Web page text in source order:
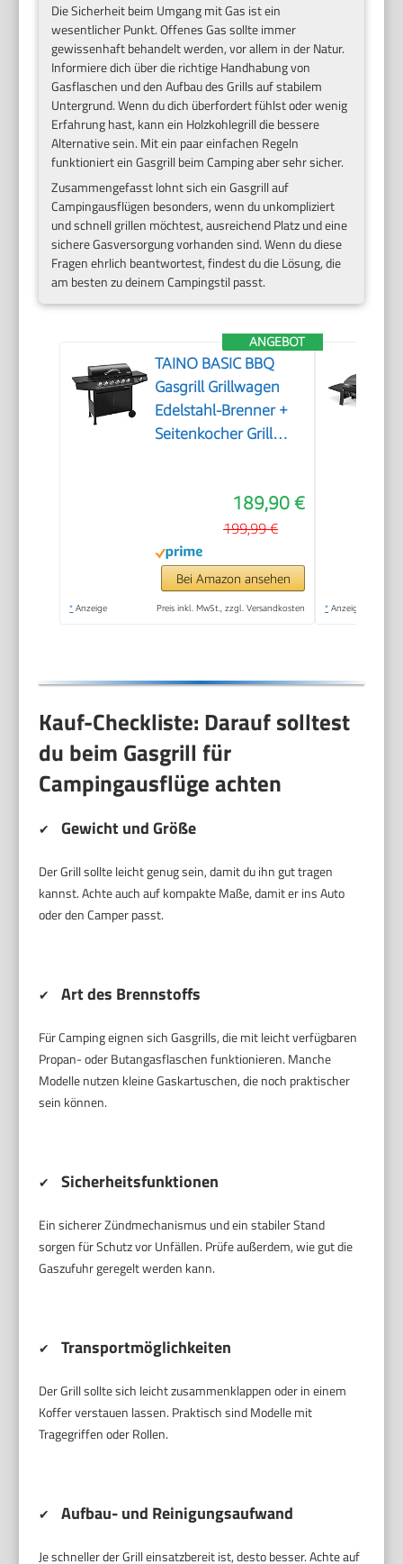
Die Sicherheit beim Umgang mit Gas ist ein
wesentlicher Punkt. Offenes Gas sollte immer
gewissenhaft behandelt werden, vor allem in der Natur.
Informiere dich über die richtige Handhabung von
Gasflaschen und den Aufbau des Grills auf stabilem
Untergrund. Wenn du dich überfordert fühlst oder wenig
Erfahrung hast, kann ein Holzkohlegrill die bessere
Alternative sein. Mit ein paar einfachen Regeln
funktioniert ein Gasgrill beim Camping aber sehr sicher.
Zusammengefasst lohnt sich ein Gasgrill auf
Campingausflügen besonders, wenn du unkompliziert
und schnell grillen möchtest, ausreichend Platz und eine
sichere Gasversorgung vorhanden sind. Wenn du diese
Fragen ehrlich beantwortest, findest du die Lösung, die
am besten zu deinem Campingstil passt.
ANGEBOT
TAINO BASIC BBQ
Gasgrill Grillwagen
Edelstahl-Brenner +
Seitenkocher Grill
189,90 €
199,99 €
Bei Amazon ansehen
* Anzeige Preis inkl. MwSt., zzgl. Versandkosten * Anzeige
Kauf-Checkliste: Darauf solltest
du beim Gasgrill für
Campingausflüge achten
✔ Gewicht und Größe
Der Grill sollte leicht genug sein, damit du ihn gut tragen
kannst. Achte auch auf kompakte Maße, damit er ins Auto
oder den Camper passt.
✔ Art des Brennstoffs
Für Camping eignen sich Gasgrills, die mit leicht verfügbaren
Propan- oder Butangasflaschen funktionieren. Manche
Modelle nutzen kleine Gaskartuschen, die noch praktischer
sein können.
✔ Sicherheitsfunktionen
Ein sicherer Zündmechanismus und ein stabiler Stand
sorgen für Schutz vor Unfällen. Prüfe außerdem, wie gut die
Gaszufuhr geregelt werden kann.
✔ Transportmöglichkeiten
Der Grill sollte sich leicht zusammenklappen oder in einem
Koffer verstauen lassen. Praktisch sind Modelle mit
Tragegriffen oder Rollen.
✔ Aufbau- und Reinigungsaufwand
Je schneller der Grill einsatzbereit ist, desto besser. Achte auf